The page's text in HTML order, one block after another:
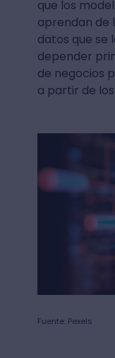
que los
aprendan de
datos que se
depender
de negocios
a partir de
Fuente: Pexels